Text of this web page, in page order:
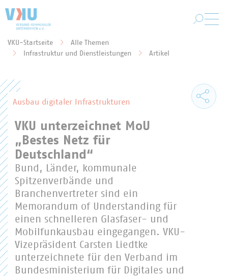
Sie befinden sich hier:
VKU-Startseite
Alle Themen
Infrastruktur und Dienstleistungen
Artikel
Ausbau digitaler Infrastrukturen
VKU unterzeichnet MoU
„Bestes Netz für
Deutschland“
Bund, Länder, kommunale
Spitzenverbände und
Branchenvertreter sind ein
Memorandum of Understanding für
einen schnelleren Glasfaser- und
Mobilfunkausbau eingegangen. VKU-
Vizepräsident Carsten Liedtke
unterzeichnete für den Verband im
Bundesministerium für Digitales und